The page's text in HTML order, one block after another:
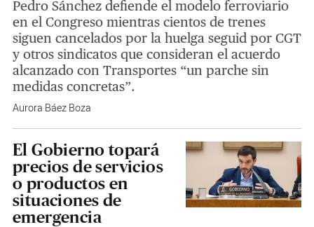
Pedro Sánchez defiende el modelo ferroviario
en el Congreso mientras cientos de trenes
siguen cancelados por la huelga seguid por CGT
y otros sindicatos que consideran el acuerdo
alcanzado con Transportes “un parche sin
medidas concretas”.
Aurora Báez Boza
El Gobierno topará
precios de servicios
o productos en
situaciones de
emergencia